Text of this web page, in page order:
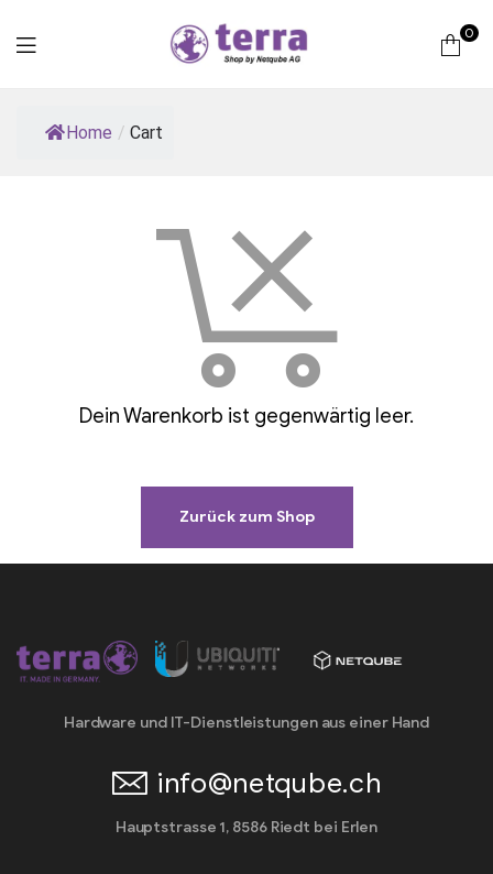
0
Home / Cart
Dein Warenkorb ist gegenwärtig leer.
Zurück zum Shop
Hardware und IT-Dienstleistungen aus einer Hand
info@netqube.ch
Hauptstrasse 1, 8586 Riedt bei Erlen